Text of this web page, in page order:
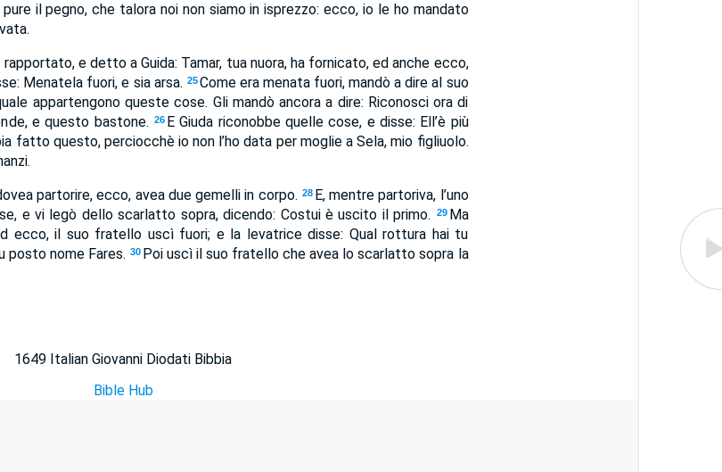
pure il pegno, che talora noi non siamo in isprezzo: ecco, io le ho mandato
e detto a Guida: Tamar, tua nuora, ha fornicato, ed anche ecco,
Menatela fuori, e sia arsa. 25Come era menata fuori, mandò a dire al suo
appartengono queste cose. Gli mandò ancora a dire: Riconosci ora di
e questo bastone. 26 E Giuda riconobbe quelle cose, e disse: Ell’è più
fatto questo, perciocchè io non l’ho data per moglie a Sela, mio figliuolo.
partorire, ecco, avea due gemelli in corpo. 28 E, mentre partoriva, l’uno
e vi legò dello scarlatto sopra, dicendo: Costui è uscito il primo.
29 Ma
ecco, il suo fratello uscì fuori; e la levatrice disse: Qual rottura hai tu
posto nome Fares. 30 Poi uscì il suo fratello che avea lo scarlatto sopra la
1649 Italian Giovanni Diodati Bibbia
Bible Hub